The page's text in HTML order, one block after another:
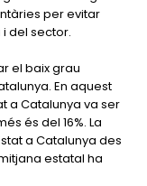
per evitar
del sector.
el baix grau
En aquest
a Catalunya va ser
és del 16%. La
a Catalunya des
estatal ha